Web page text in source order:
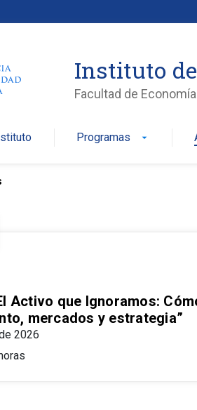
Instituto
Facultad de
Programas arrow_drop_down
Activo que Ignoramos:
mercados y estrategia”
2026